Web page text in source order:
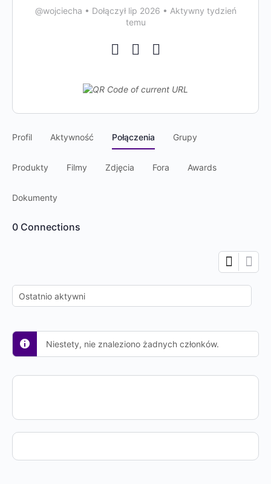
@wojciecha • Dołączył lip 2026 • Aktywny tydzień
temu
Profil Aktywność Połączenia Grupy
Produkty Filmy Zdjęcia Fora Awards
Dokumenty
0 Connections
Pokazuj:
Niestety, nie znaleziono żadnych członków.